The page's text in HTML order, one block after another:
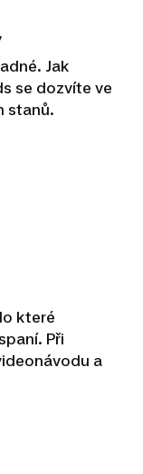
Jak
se dozvíte ve
stanů.
které
Při
a